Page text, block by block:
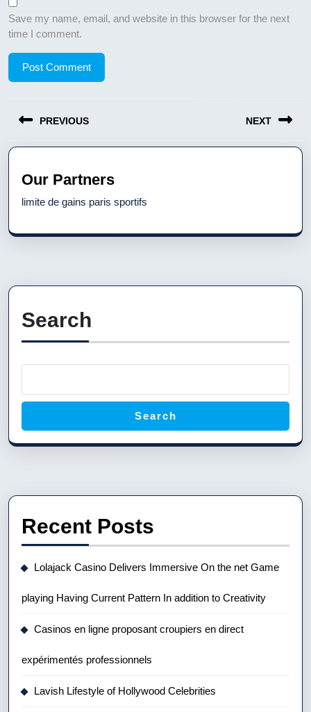
Save my name, email, and website in this browser for the next
time I comment.
navigation
PREVIOUS
Previous
post:
NEXT
Our Partners
limite de gains paris sportifs
Search
Search
Recent Posts
Lolajack Casino Delivers Immersive On the net Game
playing Having Current Pattern In addition to Creativity
Casinos en ligne proposant croupiers en direct
expérimentés professionnels
Lavish Lifestyle of Hollywood Celebrities